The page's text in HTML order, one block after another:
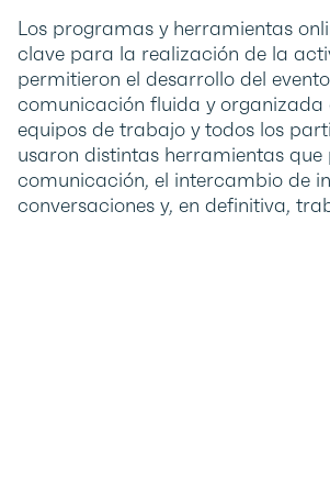
Los programas y herramientas
clave para la realización de la
permitieron el desarrollo del
comunicación fluida y organizada
equipos de trabajo y todos los
usaron distintas herramientas
comunicación, el intercambio de
conversaciones y, en definitiva,